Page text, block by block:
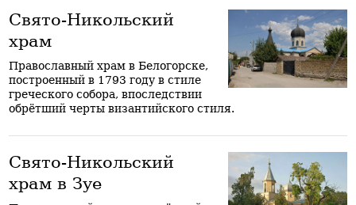
Свято-Никольский
храм
Православный храм в Белогорске,
построенный в 1793 году в стиле
греческого собора, впоследствии
обрётший черты византийского стиля.
Свято-Никольский
храм в Зуе